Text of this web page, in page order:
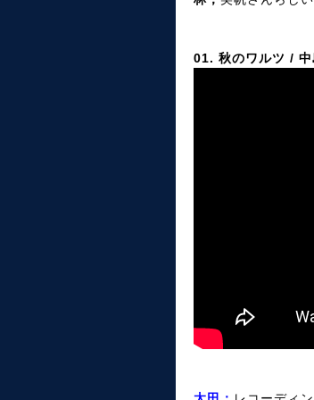
01. 秋のワルツ / 中